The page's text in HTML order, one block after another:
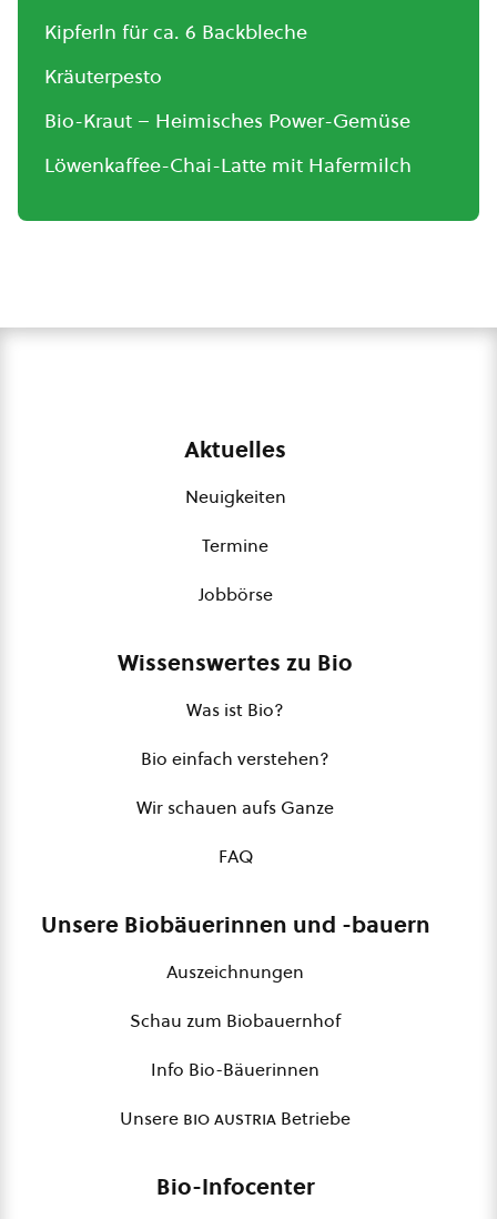
Kipferln für ca. 6 Backbleche
Kräuterpesto
Bio-Kraut – Heimisches Power-Gemüse
Löwenkaffee-Chai-Latte mit Hafermilch
Aktuelles
Neuigkeiten
Termine
Jobbörse
Wissenswertes zu Bio
Was ist Bio?
Bio einfach verstehen?
Wir schauen aufs Ganze
FAQ
Unsere Biobäuerinnen und -bauern
Auszeichnungen
Schau zum Biobauernhof
Info Bio-Bäuerinnen
Unsere bio austria Betriebe
Bio-Infocenter